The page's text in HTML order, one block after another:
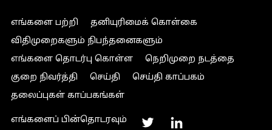
எங்களை பற்றி
தனியுரிமைக் கொள்கை
விதிமுறைகளும் நிபந்தனைகளும்
எங்களை தொடர்பு கொள்ள
நெறிமுறை நடத்தை
குறை நிவர்த்தி
செய்தி
செய்தி காப்பகம்
தலைப்புகள் காப்பகங்கள்
எங்களைப் பின்தொடரவும்